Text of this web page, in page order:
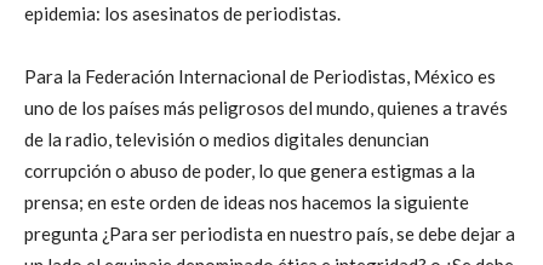
epidemia: los asesinatos de periodistas.
Para la Federación Internacional de Periodistas, México es
uno de los países más peligrosos del mundo, quienes a través
de la radio, televisión o medios digitales denuncian
corrupción o abuso de poder, lo que genera estigmas a la
prensa; en este orden de ideas nos hacemos la siguiente
pregunta ¿Para ser periodista en nuestro país, se debe dejar a